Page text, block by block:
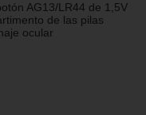
AG13/LR44 de 1,5V
de las pilas
ocular